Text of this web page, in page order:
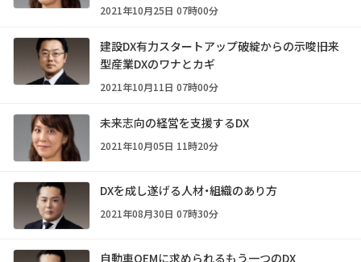
2021年10月25日 07時00分
建設DX有力スタートアップ破綻からの示唆――旧来
型産業DXのワナとカギ
2021年10月11日 07時00分
未来志向の経営を支援するDX
2021年10月05日 11時20分
DXを成し遂げる人材・組織のあり方
2021年08月30日 07時30分
自動車OEMに求められるもう一つのDX